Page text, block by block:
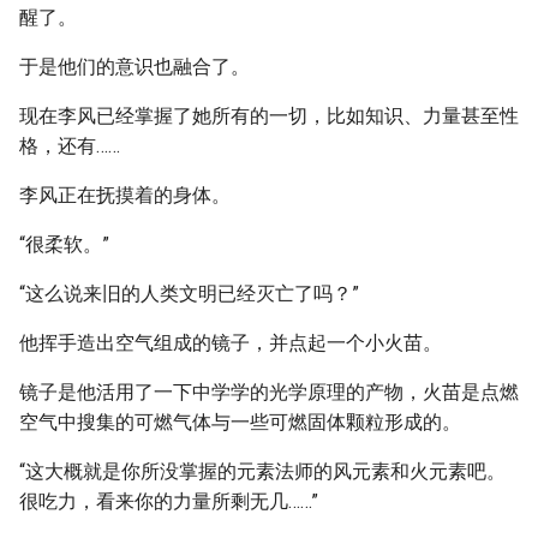
醒了。
于是他们的意识也融合了。
现在李风已经掌握了她所有的一切，比如知识、力量甚至性
格，还有……
李风正在抚摸着的身体。
“很柔软。”
“这么说来旧的人类文明已经灭亡了吗？”
他挥手造出空气组成的镜子，并点起一个小火苗。
镜子是他活用了一下中学学的光学原理的产物，火苗是点燃
空气中搜集的可燃气体与一些可燃固体颗粒形成的。
“这大概就是你所没掌握的元素法师的风元素和火元素吧。
很吃力，看来你的力量所剩无几……”